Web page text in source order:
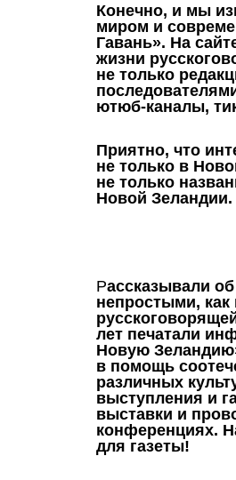
Конечно, и мы
миром и
Гавань». На
жизни
не только
ютюб-каналы,
Приятно, что
не только в
не только
Новой Зеландии.
Рассказывали
непростыми,
лет печатали
Новую
в помощь
различных
выступления и
выставки и
конференциях.
для газеты!